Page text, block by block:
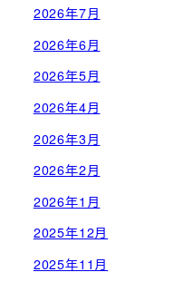
2026年7月
2026年6月
2026年5月
2026年4月
2026年3月
2026年2月
2026年1月
2025年12月
2025年11月